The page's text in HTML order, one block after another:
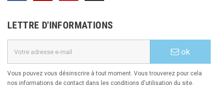
LETTRE D'INFORMATIONS
ok
Vous pouvez vous désinscrire à tout moment. Vous trouverez pour cela
nos informations de contact dans les conditions d'utilisation du site.